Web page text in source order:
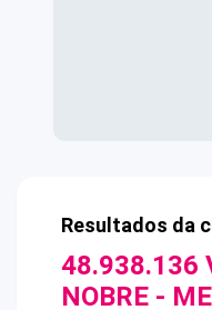
Resultados da
48.938.136
NOBRE - ME